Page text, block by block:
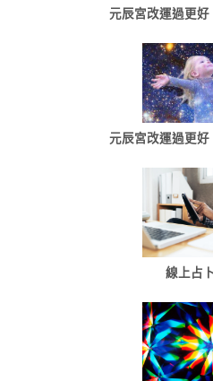
元辰宮改運過更
元辰宮改運過更
線上占